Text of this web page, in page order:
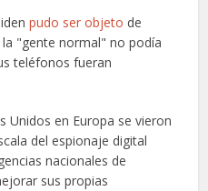
pudo ser objeto de
"gente normal" no podía
teléfonos fueran
Unidos en Europa se vieron
del espionaje digital
nacionales de
sus propias